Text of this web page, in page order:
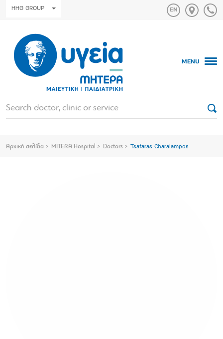
HHG GROUP
MENU
Αρχική σελίδα MITERA Hospital Doctors Tsafaras Charalampos